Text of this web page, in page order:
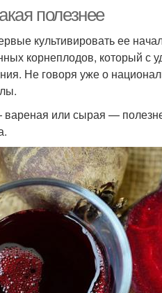
полезнее
культивировать ее
корнеплодов, который с
Не говоря уже о
или сырая —